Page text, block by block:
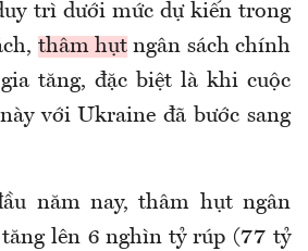
trì dưới mức dự kiến trong
thâm hụtngân sách chính
tăng, đặc biệt là khi cuộc
với Ukraine đã bước sang
năm nay, thâm hụt ngân
tăng lên 6 nghìn tỷ rúp (77 tỷ